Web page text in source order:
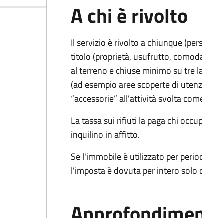
A chi è rivolto
Il servizio è rivolto a chiunque
titolo (proprietà, usufrutto,
al terreno e chiuse minimo su tre
(ad esempio aree scoperte di
“accessorie” all'attività svolta
La tassa sui rifiuti la paga chi
inquilino in affitto.
Se l'immobile è utilizzato per
l'imposta è dovuta per intero solo